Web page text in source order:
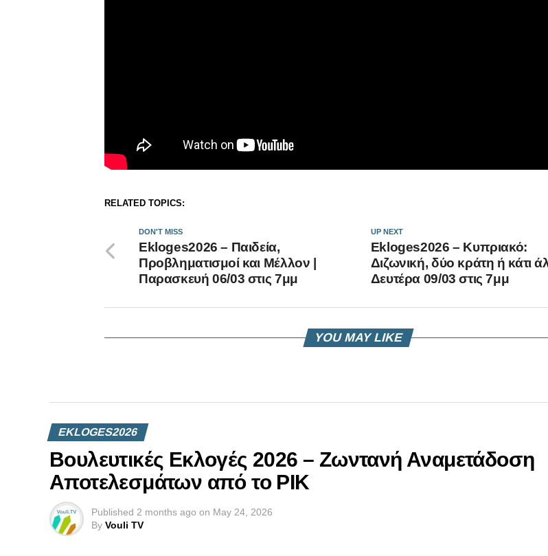
RELATED TOPICS:
UP NEXT
Ekloges2026 – Κυπριακό:
Διζωνική, δύο κράτη ή κάτι
Δευτέρα 09/03 στις 7μμ
DON'T MISS
Ekloges2026 – Παιδεία,
Προβληματισμοί και Μέλλον |
Παρασκευή 06/03 στις 7μμ
YOU MAY LIKE
EKLOGES2026
Βουλευτικές Εκλογές 2026 – Ζωντανή Αναμετάδοση
Αποτελεσμάτων από το ΡΙΚ
Published 2 months ago on May 24, 2026
By Vouli TV